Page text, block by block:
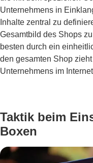
Unternehmens in
Inhalte zentral zu
Gesamtbild des Shops
besten durch ein
den gesamten Shop
Unternehmens im
Taktik beim
Boxen